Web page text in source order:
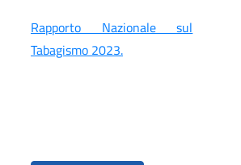
Rapporto Nazionale sul
Tabagismo 2023.